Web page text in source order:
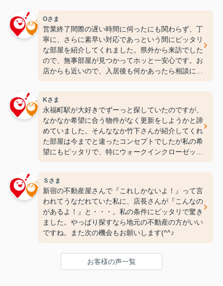
Oさま
営業終了間際の遅い時間に伺ったにも関わらず、丁
寧に、さらに素早い対応であっという間にピッタリ
な部屋を紹介してくれました。県外から来訪でした
ので、無事部屋が見つかってホッと一安心です。お
店からも近いので、入居後も何かあったら相談にの
Kさま
永福町駅が大好きでずーっと探していたのですが、
なかなか希望に合う物件がなく更新をしようかと諦
めていました。そんななか竹下さんが紹介してくれ
た部屋は今までと違ったコンセプトでしたが私の希
望にもピッタリで、特にウォークインクローゼット
Ｓさま
新宿の不動産屋さんで『これしかないよ！』って言
われてうなだれていた私に、店長さんが『こんなの
があるよ！』と・・・。私の条件にピッタリで驚き
ました。やっぱり探すなら地元の不動産の方がいい
ですね。また次の機会もお願いします(^^♪
お客様の声一覧